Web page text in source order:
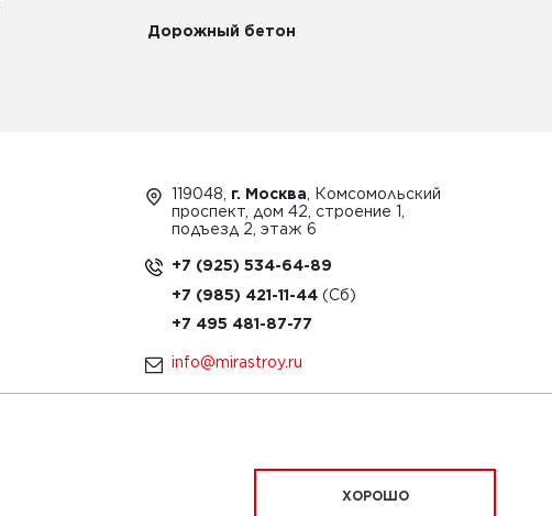
Дорожный бетон
119048, г. Москва , Комсомольский
проспект, дом 42, строение 1,
подъезд 2, этаж 6
+7 (925) 534-64-89
+7 (985) 421-11-44
+7 495 481-87-77
info@mirastroy.ru
ХОРОШО